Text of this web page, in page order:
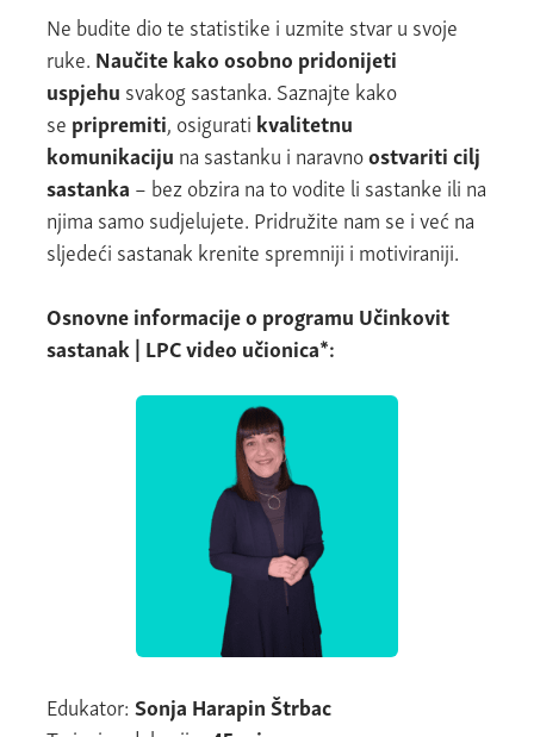
Ne budite dio te statistike i uzmite stvar u svoje
ruke. Naučite kako osobno pridonijeti
uspjehu svakog sastanka. Saznajte kako
se pripremiti, osigurati kvalitetnu
komunikaciju na sastanku i naravnoostvariti cilj
sastanka – bez obzira na to vodite li sastanke ili na
njima samo sudjelujete. Pridružite nam se i već na
sljedeći sastanak krenite spremniji i motiviraniji.
Osnovne informacije o programu Učinkovit
sastanak | LPC video učionica*:
Edukator: Sonja Harapin Štrbac